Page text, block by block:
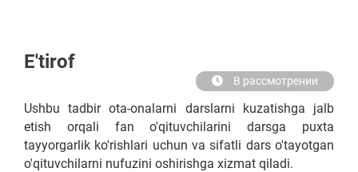
E'tirof
В рассмотрении
Ushbu tadbir ota-onalarni darslarni kuzatishga jalb
etish orqali fan o'qituvchilarini darsga puxta
tayyorgarlik ko'rishlari uchun va sifatli dars o'tayotgan
o'qituvchilarni nufuzini oshirishga xizmat qiladi.